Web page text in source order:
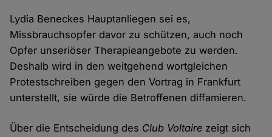
Lydia Beneckes Hauptanliegen sei es,
Missbrauchsopfer davor zu schützen, auch noch
Opfer unseriöser Therapieangebote zu werden.
Deshalb wird in den weitgehend wortgleichen
Protestschreiben gegen den Vortrag in Frankfurt
unterstellt, sie würde die Betroffenen diffamieren.
Über die Entscheidung des Club Voltaire zeigt sich